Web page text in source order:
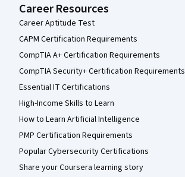
Career Resources
Career Aptitude Test
CAPM Certification Requirements
CompTIA A+ Certification Requirements
CompTIA Security+ Certification Requirements
Essential IT Certifications
High-Income Skills to Learn
How to Learn Artificial Intelligence
PMP Certification Requirements
Popular Cybersecurity Certifications
Share your Coursera learning story